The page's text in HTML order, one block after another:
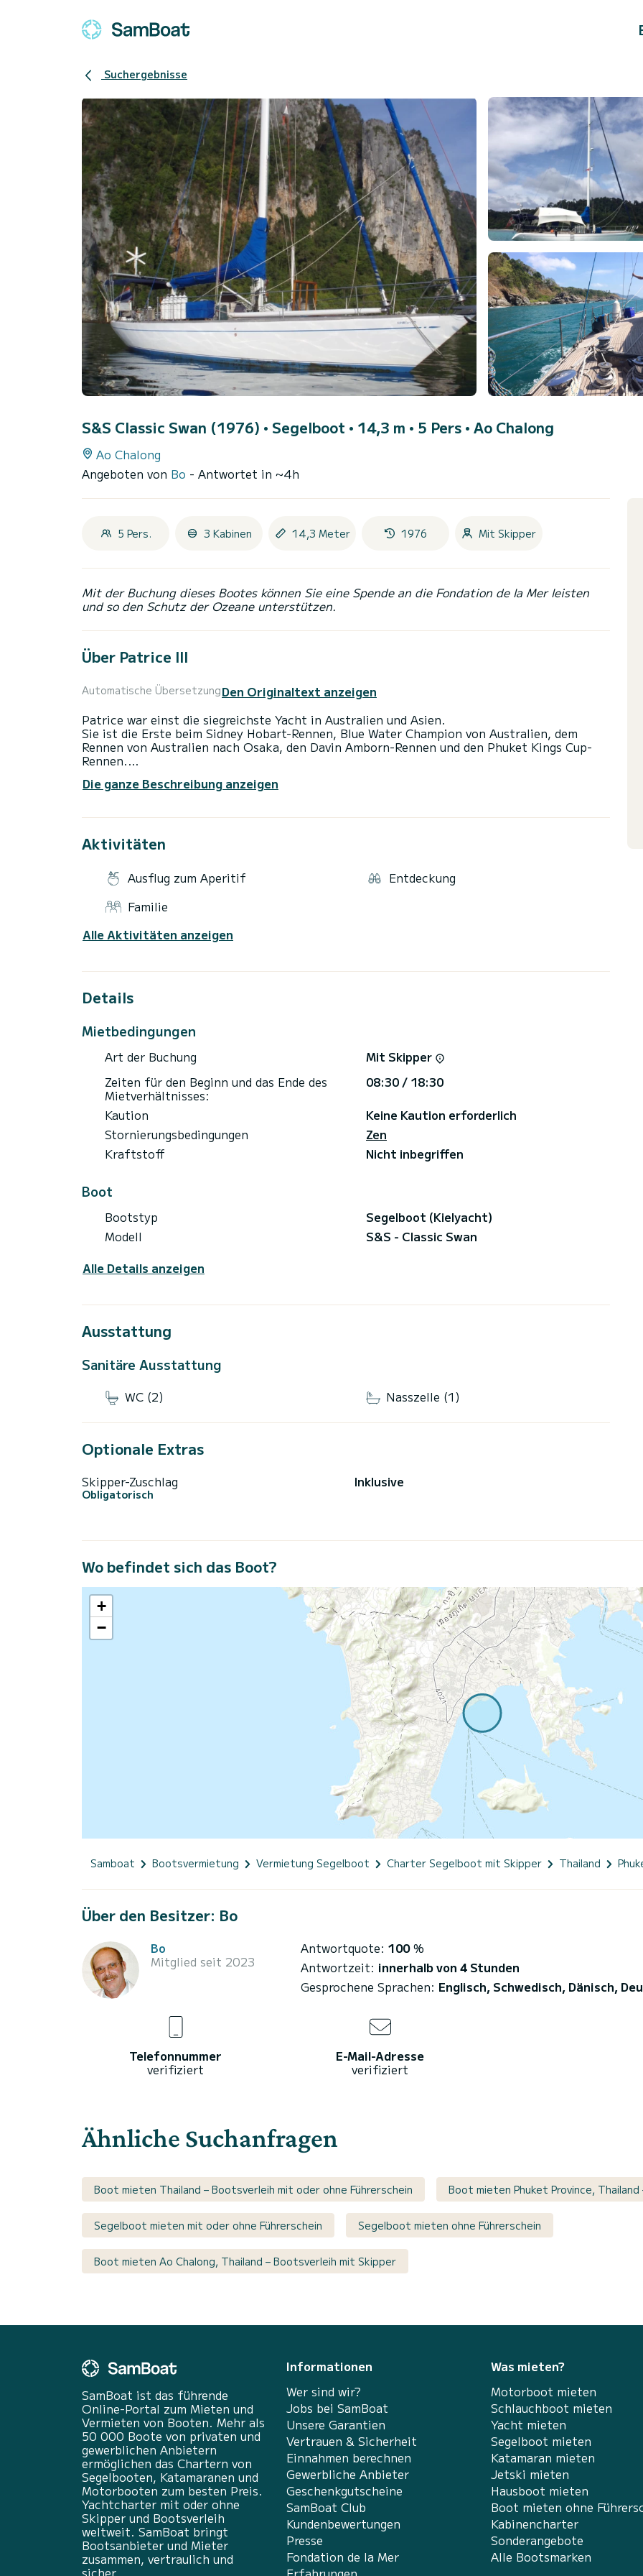
Suchergebnisse
S&S Classic Swan (1976) • Segelboot • 14,3 m • 5 Pers • Ao Chalong
Ao Chalong
Angeboten von Bo - Antwortet in ~4h
5 Pers. 3 Kabinen 14,3 Meter 1976 Mit Skipper
Mit der Buchung dieses Bootes können Sie eine Spende an die Fondation de la Mer leisten
und so den Schutz der Ozeane unterstützen.
Über Patrice III
Automatische ÜbersetzungDen Originaltext anzeigen
Patrice war einst die siegreichste Yacht in Australien und Asien.
Sie ist die Erste beim Sidney Hobart-Rennen, Blue Water Champion von Australien, dem
Rennen von Australien nach Osaka, den Davin Amborn-Rennen und den Phuket Kings Cup-
Rennen.
Jetzt wird sie nicht mehr bei den großen Rennen eingesetzt und zu einer Familien-
Segelboot!
Keine feste Reiseroute. Sie entscheiden, wohin und wann Sie fahren möchten!
*Kapazität kann variieren, bitte erkundigen Sie sich*
Inklusive:
- 24 Stunden Nutzung des Schiffs
- Alle Mahlzeiten an Bord
Nicht inklusive:
- Flugpreise oder Hotelzimmer
- Bier, Wein, Spirituosen, alkoholfreie Getränke (an Bord gegen geringe Gebühr erhältlich)
- Nationalparkgebühren (sofern zutreffend)
Die ganze Beschreibung anzeigen
Aktivitäten
Ausflug zum Aperitif
Entdeckung
Familie
Alle Aktivitäten anzeigen
Details
Mietbedingungen
Art der Buchung
Mit Skipper
Zeiten für den Beginn und das Ende des
Mietverhältnisses:
08:30 / 18:30
Kaution
Keine Kaution erforderlich
Stornierungsbedingungen
Zen
Kraftstoff
Nicht inbegriffen
Boot
Bootstyp
Segelboot (Kielyacht)
Modell
S&S - Classic Swan
Alle Details anzeigen
Ausstattung
Sanitäre Ausstattung
WC (2) Nasszelle (1)
Optionale Extras
Skipper-Zuschlag
Obligatorisch
Inklusive
Wo befindet sich das Boot?
+
−
Samboat Bootsvermietung Vermietung Segelboot Charter Segelboot mit Skipper Thailand
Über den Besitzer: Bo
Bo
Mitglied seit 2023
Antwortquote: 100%
Antwortzeit: innerhalb von 4 Stunden
Gesprochene Sprachen: Englisch, Schwedisch, Dänisch,
Telefonnummer
verifiziert
E-Mail-Adresse
verifiziert
Ähnliche Suchanfragen
Boot mieten Thailand – Bootsverleih mit oder ohne Führerschein Boot mieten Phuket Province,
Segelboot mieten mit oder ohne Führerschein Segelboot mieten ohne Führerschein
Boot mieten Ao Chalong, Thailand – Bootsverleih mit Skipper
SamBoat ist das führende
Online-Portal zum Mieten und
Vermieten von Booten. Mehr als
50 000 Boote von privaten und
gewerblichen Anbietern
ermöglichen das Chartern von
Segelbooten, Katamaranen und
Motorbooten zum besten Preis.
Yachtcharter mit oder ohne
Skipper und Bootsverleih
weltweit. SamBoat bringt
Bootsanbieter und Mieter
zusammen, vertraulich und
sicher.
Informationen
Wer sind wir?
Jobs bei SamBoat
Unsere Garantien
Vertrauen & Sicherheit
Einnahmen berechnen
Gewerbliche Anbieter
Geschenkgutscheine
SamBoat Club
Kundenbewertungen
Presse
Fondation de la Mer
Was mieten?
Motorboot mieten
Schlauchboot mieten
Yacht mieten
Segelboot mieten
Katamaran mieten
Jetski mieten
Hausboot mieten
Boot mieten ohne
Kabinencharter
Sonderangebote
Alle Bootsmarken